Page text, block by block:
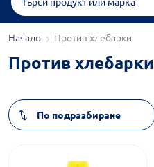
Начало Против хлебарки
Против хлебарки